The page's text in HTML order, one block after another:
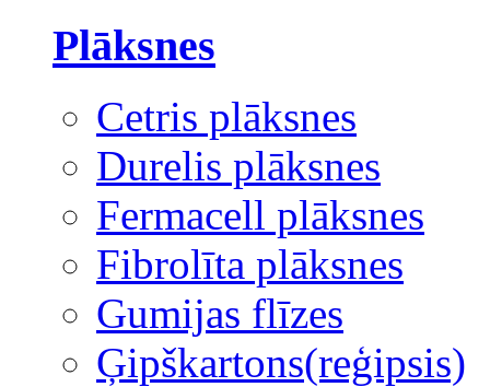
Plāksnes
Cetris plāksnes
Durelis plāksnes
Fermacell plāksnes
Fibrolīta plāksnes
Gumijas flīzes
Ģipškartons(reģipsis)